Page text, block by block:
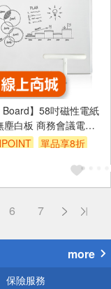
Board】58吋磁性電紙
塵白板 商務會議電紙
電子白板 教學授課
電動大板擦
單品享8折
6 7
more
保險服務